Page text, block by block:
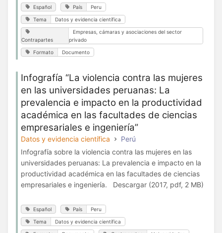
Español País Peru
Tema Datos y evidencia científica
Contrapartes
Empresas, cámaras y asociaciones del sector
privado
Formato Documento
Infografía “La violencia contra las mujeres
en las universidades peruanas: La
prevalencia e impacto en la productividad
académica en las facultades de ciencias
empresariales e ingeniería”
Datos y evidencia científica
Perú
Infografía sobre la violencia contra las mujeres en las
universidades peruanas: La prevalencia e impacto en la
productividad académica en las facultades de ciencias
empresariales e ingeniería. Descargar (2017, pdf, 2 MB)
Español País Peru
Tema Datos y evidencia científica